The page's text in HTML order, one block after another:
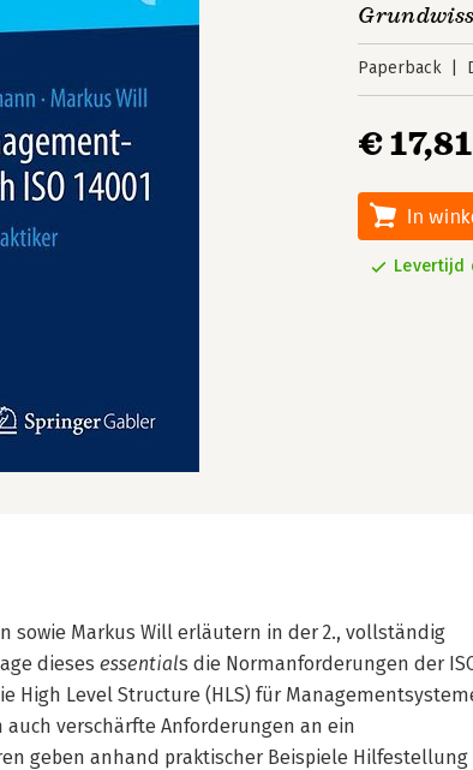
Paperback
€ 17,81
In
Levertijd
sowie Markus Will erläutern in der 2., vollständig
dieses essentials die Normanforderungen der
High Level Structure (HLS) für
verschärfte Anforderungen an ein
geben anhand praktischer Beispiele